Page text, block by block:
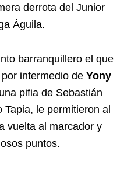
derrota del Junior
Águila.
barranquillero el que
intermedio de Yony
pifia de Sebastián
le permitieron al
vuelta al marcador y
puntos.